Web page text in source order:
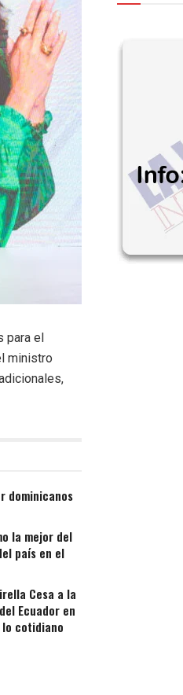
el
ministro
dominicanos
la mejor del
país en el
Cesa a la
Ecuador en
lo cotidiano